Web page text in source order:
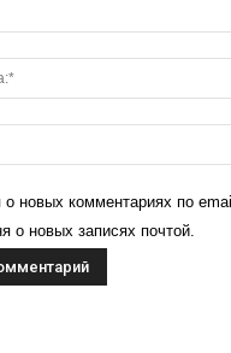
новых комментариях по
о новых записях почтой.